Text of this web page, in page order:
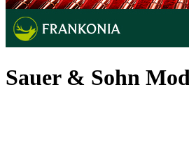
Sauer & Sohn